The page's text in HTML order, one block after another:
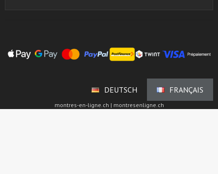
DEUTSCH FRANÇAIS
montres-en-ligne.ch | montresenligne.ch